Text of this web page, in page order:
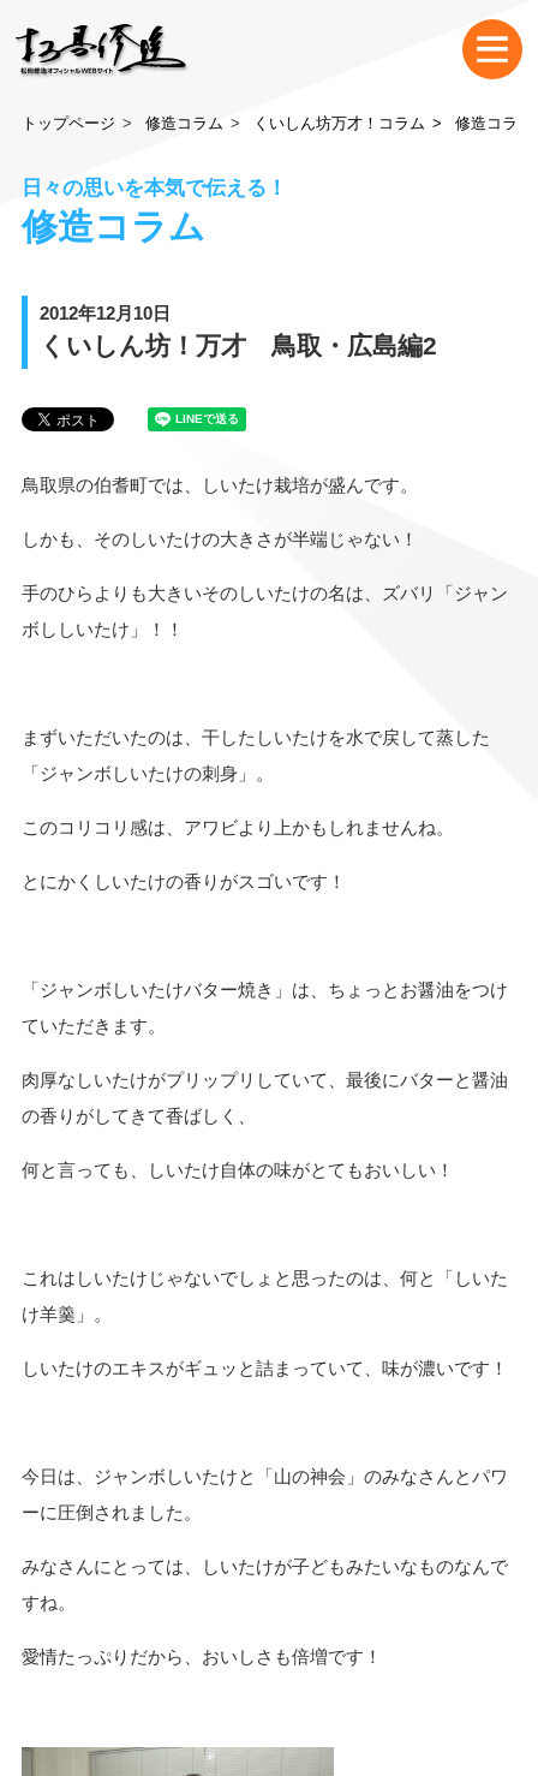
トップページ 修造コラム くいしん坊万才！コラム 修造コラム
日々の思いを本気で伝える！
修造コラム
2012年12月10日
くいしん坊！万才 鳥取・広島編2
鳥取県の伯耆町では、しいたけ栽培が盛んです。
しかも、そのしいたけの大きさが半端じゃない！
手のひらよりも大きいそのしいたけの名は、ズバリ「ジャン
ボししいたけ」！！
まずいただいたのは、干したしいたけを水で戻して蒸した
「ジャンボしいたけの刺身」。
このコリコリ感は、アワビより上かもしれませんね。
とにかくしいたけの香りがスゴいです！
「ジャンボしいたけバター焼き」は、ちょっとお醤油をつけ
ていただきます。
肉厚なしいたけがプリップリしていて、最後にバターと醤油
の香りがしてきて香ばしく、
何と言っても、しいたけ自体の味がとてもおいしい！
これはしいたけじゃないでしょと思ったのは、何と「しいた
け羊羹」。
しいたけのエキスがギュッと詰まっていて、味が濃いです！
今日は、ジャンボしいたけと「山の神会」のみなさんとパワ
ーに圧倒されました。
みなさんにとっては、しいたけが子どもみたいなものなんで
すね。
愛情たっぷりだから、おいしさも倍増です！